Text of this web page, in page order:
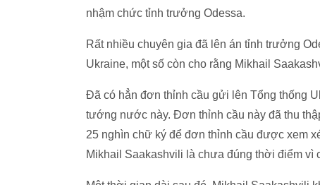
nhậm chức tỉnh trưởng Odessa.
Rất nhiều chuyên gia đã lên án tỉnh trưởng
Ukraine, một số còn cho rằng Mikhail
Đã có hẳn đơn thỉnh cầu gửi lên Tổng thống
tướng nước này. Đơn thỉnh cầu này đã thu
25 nghìn chữ ký để đơn thỉnh cầu được xem
Mikhail Saakashvili là chưa đúng thời điểm vì